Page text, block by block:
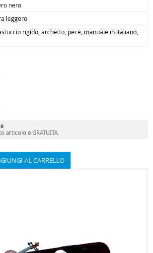
nero
leggero
rigido, archetto, pece, manuale in Italiano,
articolo è GRATUITA.
AL CARRELLO